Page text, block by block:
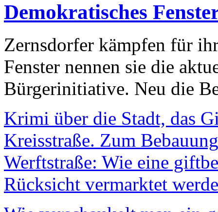
Demokratisches
Zernsdorfer kämpfen für
Fenster nennen sie die
Bürgerinitiative. Neu die
Krimi über die Stadt, das
Kreisstraße. Zum
Werftstraße: Wie eine
Rücksicht vermarktet